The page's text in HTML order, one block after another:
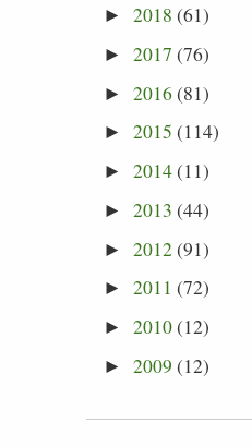
► 2018 (61)
► 2017 (76)
► 2016(81)
► 2015 (114)
► 2014(11)
► 2013 (44)
► 2012(91)
► 2011 (72)
► 2010(12)
► 2009 (12)